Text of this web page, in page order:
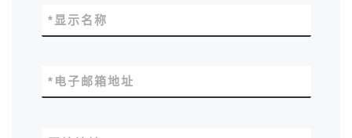
显示名称
*
电子邮箱地址
*